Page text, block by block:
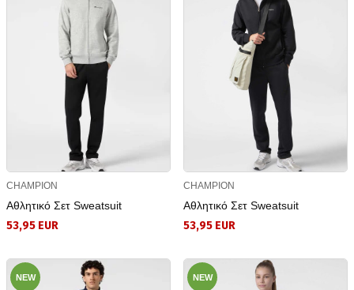
CHAMPION
Αθλητικό Σετ Sweatsuit
53,95 EUR
CHAMPION
Αθλητικό Σετ Sweatsuit
53,95 EUR
NEW NEW